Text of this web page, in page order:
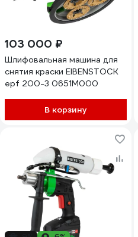
103 000 ₽
Шлифовальная машина для
снятия краски EIBENSTOCK
epf 200-3 0651M000
В корзину